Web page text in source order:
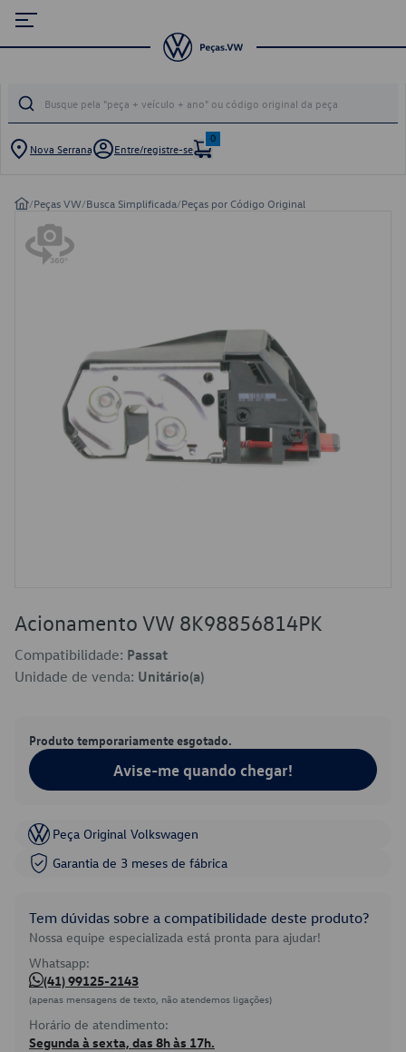
Nova Serrana Entre/registre-se
0
/Peças VW/Busca Simplificada/Peças por Código Original
Acionamento VW 8K98856814PK
Compatibilidade: Passat
Unidade de venda: Unitário(a)
Produto temporariamente esgotado.
Avise-me quando chegar!
Peça Original Volkswagen
Garantia de 3 meses de fábrica
Tem dúvidas sobre a compatibilidade deste produto?
Nossa equipe especializada está pronta para ajudar!
Whatsapp:
(41) 99125-2143
(apenas mensagens de texto, não atendemos ligações)
Horário de atendimento:
Segunda à sexta, das 8h às 17h.